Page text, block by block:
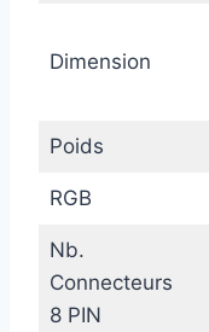
Dimension
Poids
RGB
Nb.
Connecteurs
8 PIN